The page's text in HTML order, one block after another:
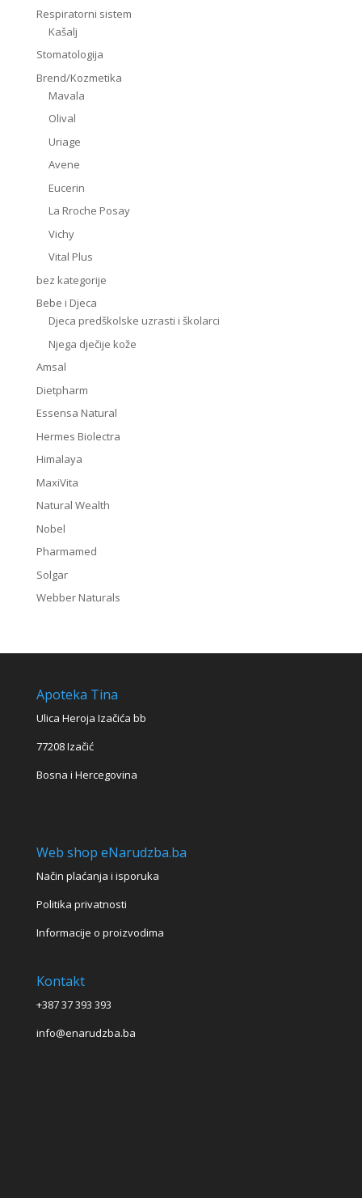
Respiratorni sistem
Kašalj
Stomatologija
Brend/Kozmetika
Mavala
Olival
Uriage
Avene
Eucerin
La Rroche Posay
Vichy
Vital Plus
bez kategorije
Bebe i Djeca
Djeca predškolske uzrasti i školarci
Njega dječije kože
Amsal
Dietpharm
Essensa Natural
Hermes Biolectra
Himalaya
MaxiVita
Natural Wealth
Nobel
Pharmamed
Solgar
Webber Naturals
Apoteka Tina
Ulica Heroja Izačića bb
77208 Izačić
Bosna i Hercegovina
Web shop eNarudzba.ba
Način plaćanja i isporuka
Politika privatnosti
Informacije o proizvodima
Kontakt
+387 37 393 393
info@enarudzba.ba